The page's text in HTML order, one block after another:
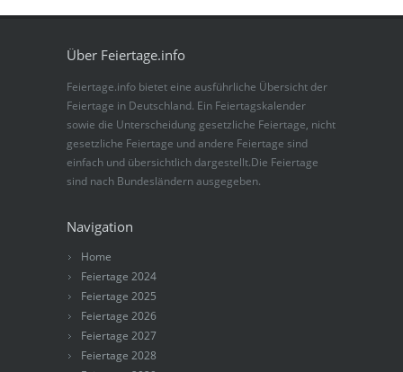
Über Feiertage.info
Feiertage.info bietet eine ausführliche Übersicht der
Feiertage in Deutschland. Ein Feiertagskalender
sowie die Unterscheidung gesetzliche Feiertage, nicht
gesetzliche Feiertage und andere Feiertage sind
einfach und übersichtlich dargestellt.Die Feiertage
sind nach Bundesländern ausgegeben.
Navigation
Home
Feiertage 2024
Feiertage 2025
Feiertage 2026
Feiertage 2027
Feiertage 2028